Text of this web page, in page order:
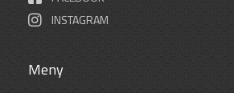
INSTAGRAM
Meny